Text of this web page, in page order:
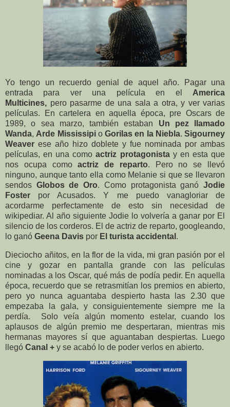
Yo tengo un recuerdo genial de aquel año. Pagar una
entrada para ver una película en el America
Multicines, pero pasarme de una sala a otra, y ver varias
películas. En cartelera en aquella época, pre Oscars de
1989, o sea marzo, también estaban Un pez llamado
Wanda, Arde Mississipio Gorilas en la Niebla. Sigourney
Weaver ese año hizo doblete y fue nominada por ambas
películas, en una comoactriz protagonista y en esta que
nos ocupa comoactriz de reparto. Pero no se llevó
ninguno, aunque tanto ella como Melanie si que se llevaron
sendos Globos de Oro. Como protagonista ganóJodie
Foster por Acusados. Y me puedo vanagloriar de
acordarme perfectamente de esto sin necesidad de
wikipediar. Al año siguiente Jodie lo volvería a ganar por El
silencio de los corderos. El de actriz de reparto, googleando,
lo ganó Geena Davis por El turista accidental .
Dieciocho añitos, en la flor de la vida, mi gran pasión por el
cine y gozar en pantalla grande con las películas
nominadas a los Oscar, qué más de podía pedir. En aquella
época, recuerdo que se retrasmitían los premios en abierto,
pero yo nunca aguantaba despierto hasta las 2.30 que
empezaba la gala, y consiguientemente siempre me la
perdía. Solo veía algún momento estelar, cuando los
aplausos de algún premio me despertaran, mientras mis
hermanas mayores sí que aguantaban despiertas. Luego
llegó Canal + y se acabó lo de poder verlos en abierto.